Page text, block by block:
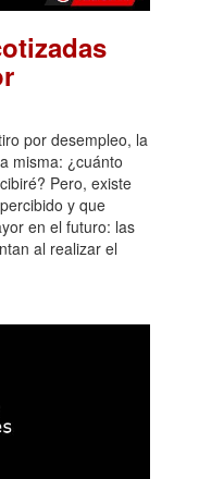
por desempleo, la
misma: ¿cuánto
Pero, existe
y que
en el futuro: las
al realizar el